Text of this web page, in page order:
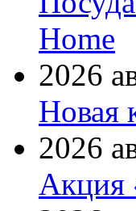
Home
2026
Новая
2026
Акция